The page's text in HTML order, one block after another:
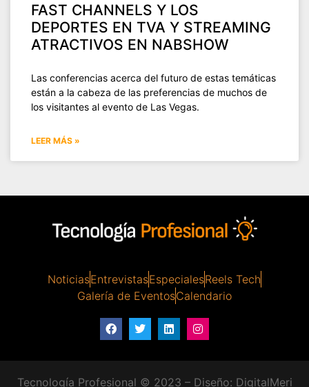
FAST CHANNELS Y LOS
DEPORTES EN TVA Y STREAMING
ATRACTIVOS EN NABSHOW
Las conferencias acerca del futuro de estas temáticas
están a la cabeza de las preferencias de muchos de
los visitantes al evento de Las Vegas.
LEER MÁS »
NoticiasEntrevistasEspecialesReels Tech
Galería de EventosCalendario
Tecnología Profesional © 2023 – Diseño: DigitalMeri